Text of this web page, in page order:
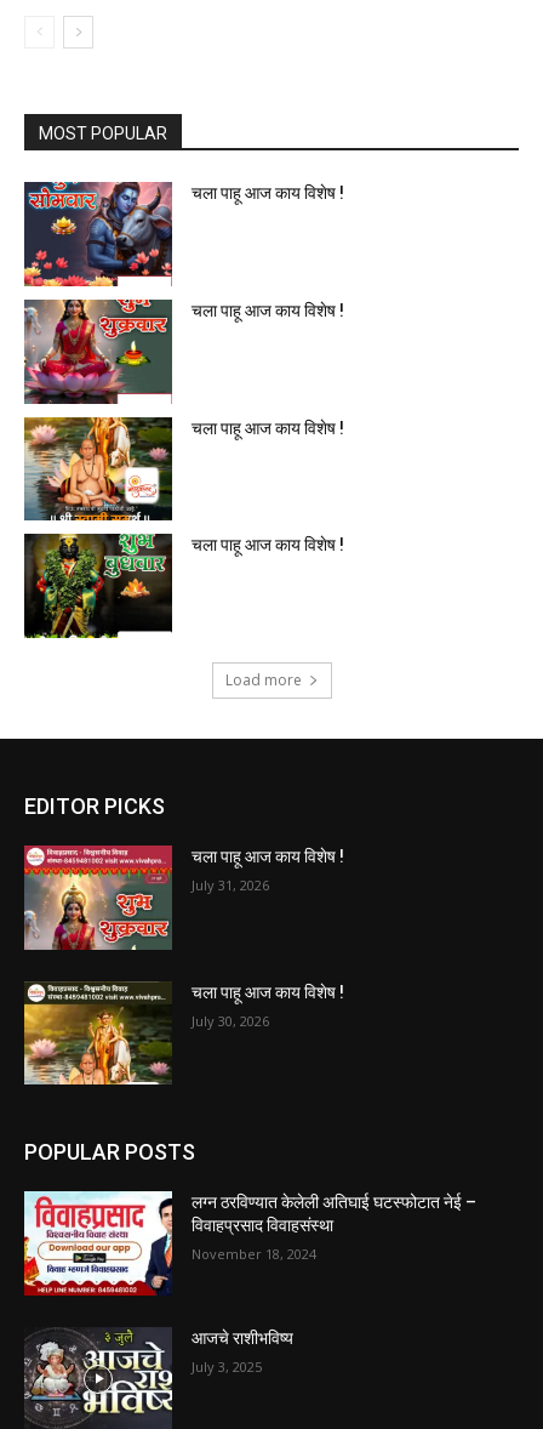
MOST POPULAR
चला पाहू आज काय विशेष !
चला पाहू आज काय विशेष !
चला पाहू आज काय विशेष !
चला पाहू आज काय विशेष !
Load more
EDITOR PICKS
चला पाहू आज काय विशेष !
July 31, 2026
चला पाहू आज काय विशेष !
July 30, 2026
POPULAR POSTS
लग्न ठरविण्यात केलेली अतिघाई घटस्फोटात नेई –
विवाहप्रसाद विवाहसंस्था
November 18, 2024
आजचे राशीभविष्य
July 3, 2025